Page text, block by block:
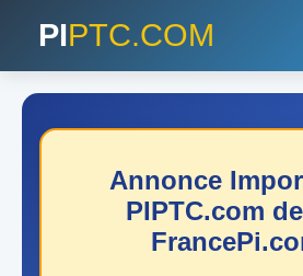
PIPTC.COM
Annonce
PIPTC.com